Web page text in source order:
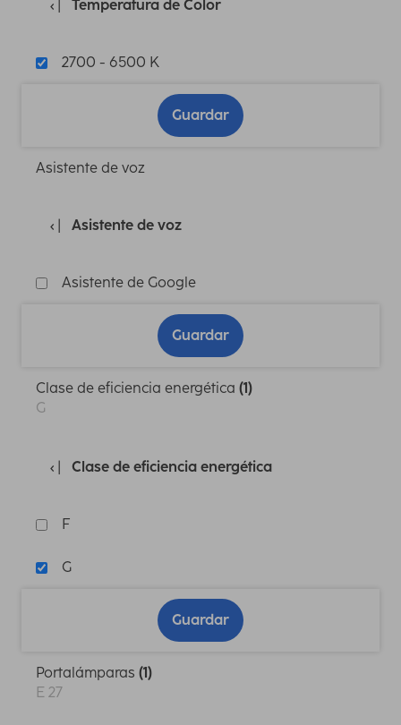
Temperatura de Color
2700 - 6500 K
Guardar
Asistente de voz
Asistente de voz
Asistente de Google
Guardar
Clase de eficiencia energética (1)
G
Clase de eficiencia energética
F
G
Guardar
Portalámparas (1)
E 27